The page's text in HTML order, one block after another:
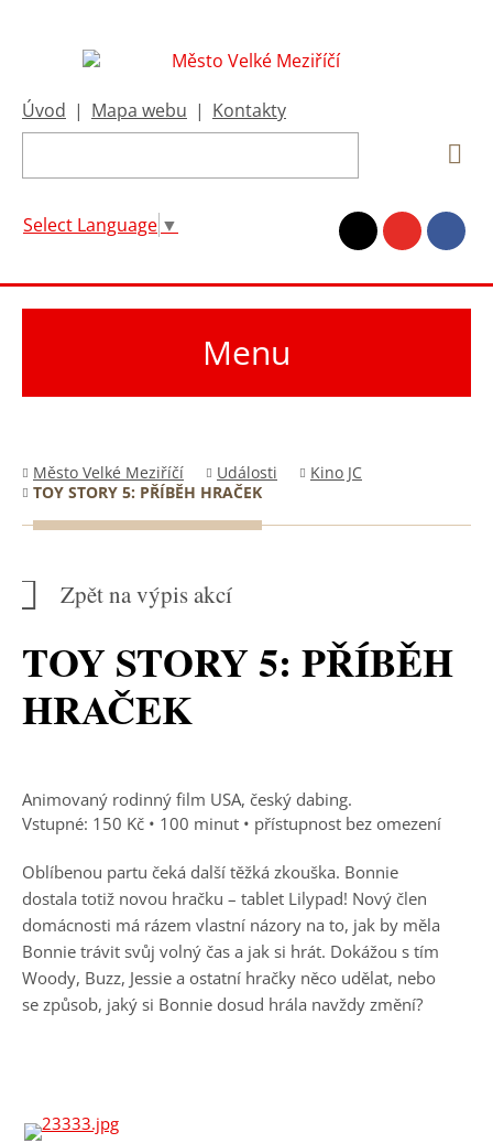
Úvod | Mapa webu | Kontakty
Select Language ▼
Menu
Město Velké Meziříčí Události
Kino JC
TOY STORY 5: PŘÍBĚH HRAČEK
Zpět na výpis akcí
TOY STORY 5: PŘÍBĚH
HRAČEK
Animovaný rodinný film USA, český dabing.
Vstupné: 150 Kč • 100 minut • přístupnost bez omezení
Oblíbenou partu čeká další těžká zkouška. Bonnie
dostala totiž novou hračku – tablet Lilypad! Nový člen
domácnosti má rázem vlastní názory na to, jak by měla
Bonnie trávit svůj volný čas a jak si hrát. Dokážou s tím
Woody, Buzz, Jessie a ostatní hračky něco udělat, nebo
se způsob, jaký si Bonnie dosud hrála navždy změní?